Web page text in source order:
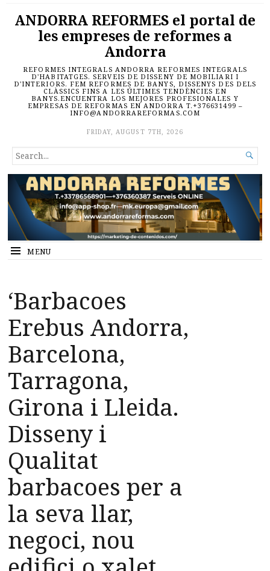
ANDORRA REFORMES el portal de
les empreses de reformes a
Andorra
REFORMES INTEGRALS ANDORRA REFORMES INTEGRALS
D'HABITATGES. SERVEIS DE DISSENY DE MOBILIARI I
D'INTERIORS. FEM REFORMES DE BANYS, DISSENYS DES DELS
CLÀSSICS FINS A LES ÚLTIMES TENDÈNCIES EN
BANYS.ENCUENTRA LOS MEJORES PROFESIONALES Y
EMPRESAS DE REFORMAS EN ANDORRA T.+376631499 –
INFO@ANDORRAREFORMAS.COM
FRIDAY, AUGUST 7TH, 2026
SEARCH
FOR...

MENU
‘Barbacoes
Erebus Andorra,
Barcelona,
Tarragona,
Girona i Lleida.
Disseny i
Qualitat
barbacoes per a
la seva llar,
negoci, nou